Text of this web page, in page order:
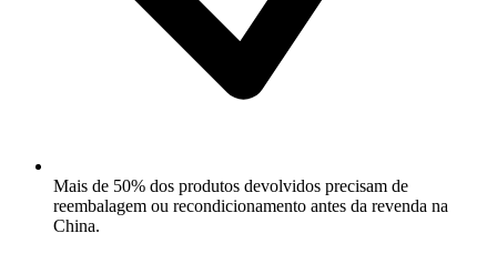
Mais de 50% dos produtos devolvidos precisam de
reembalagem ou recondicionamento antes da revenda na
China.